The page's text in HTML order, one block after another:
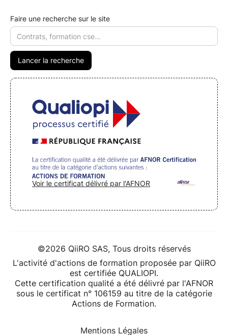
Faire une recherche sur le site
Voir le certificat délivré par l'AFNOR
©2026 QiiRO SAS, Tous droits réservés
L'activité d'actions de formation proposée par QiiRO
est certifiée QUALIOPI.
Cette certification qualité a été délivré par l'AFNOR
sous le certificat n° 106159 au titre de la catégorie
Actions de Formation.
Mentions Légales